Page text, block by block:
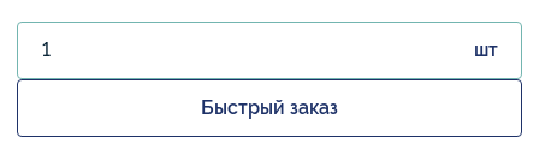
шт
Быстрый заказ